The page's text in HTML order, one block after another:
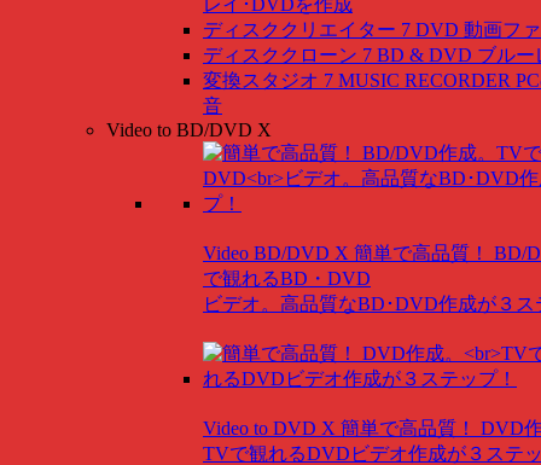
ディスククリエイター 7 DVD 動画フ
ディスククローン 7 BD & DVD ブルー
変換スタジオ 7 MUSIC RECORDER
音
Video to BD/DVD X
Video BD/DVD X 簡単で高品質！ BD/
で観れるBD・DVD
ビデオ。高品質なBD･DVD作成が３ス
Video to DVD X 簡単で高品質！ DVD
TVで観れるDVDビデオ作成が３ステ